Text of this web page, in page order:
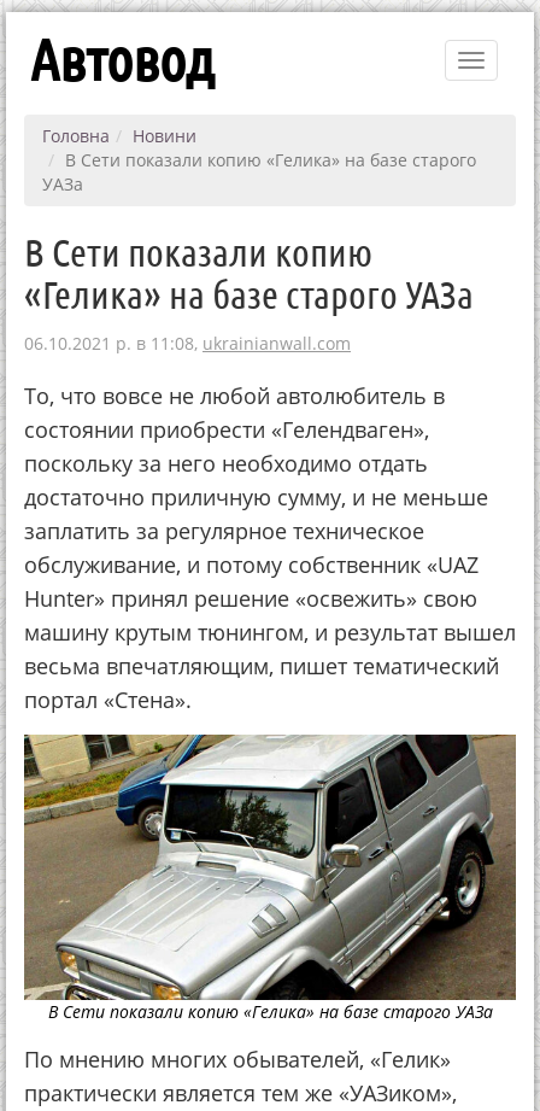
Toggle
Автовод
Головна
Новини
В Сети показали копию «Гелика» на базе старого
УАЗа
В Сети показали копию
«Гелика» на базе старого УАЗа
06.10.2021 р. в 11:08, ukrainianwall.com
То, что вовсе не любой автолюбитель в
состоянии приобрести «Гелендваген»,
поскольку за него необходимо отдать
достаточно приличную сумму, и не меньше
заплатить за регулярное техническое
обслуживание, и потому собственник «UAZ
Hunter» принял решение «освежить» свою
машину крутым тюнингом, и результат вышел
весьма впечатляющим, пишет тематический
портал «Стена».
В Сети показали копию «Гелика» на базе старого УАЗа
По мнению многих обывателей, «Гелик»
практически является тем же «УАЗиком»,